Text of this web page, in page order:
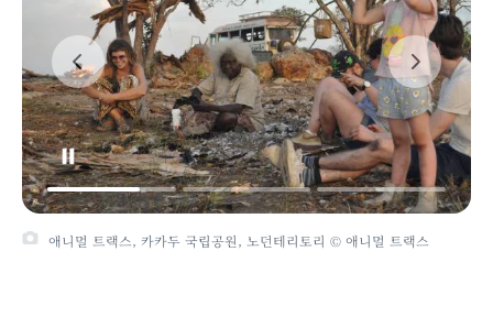
애니멀 트랙스, 카카두 국립공원, 노던테리토리 © 애니멀 트랙스